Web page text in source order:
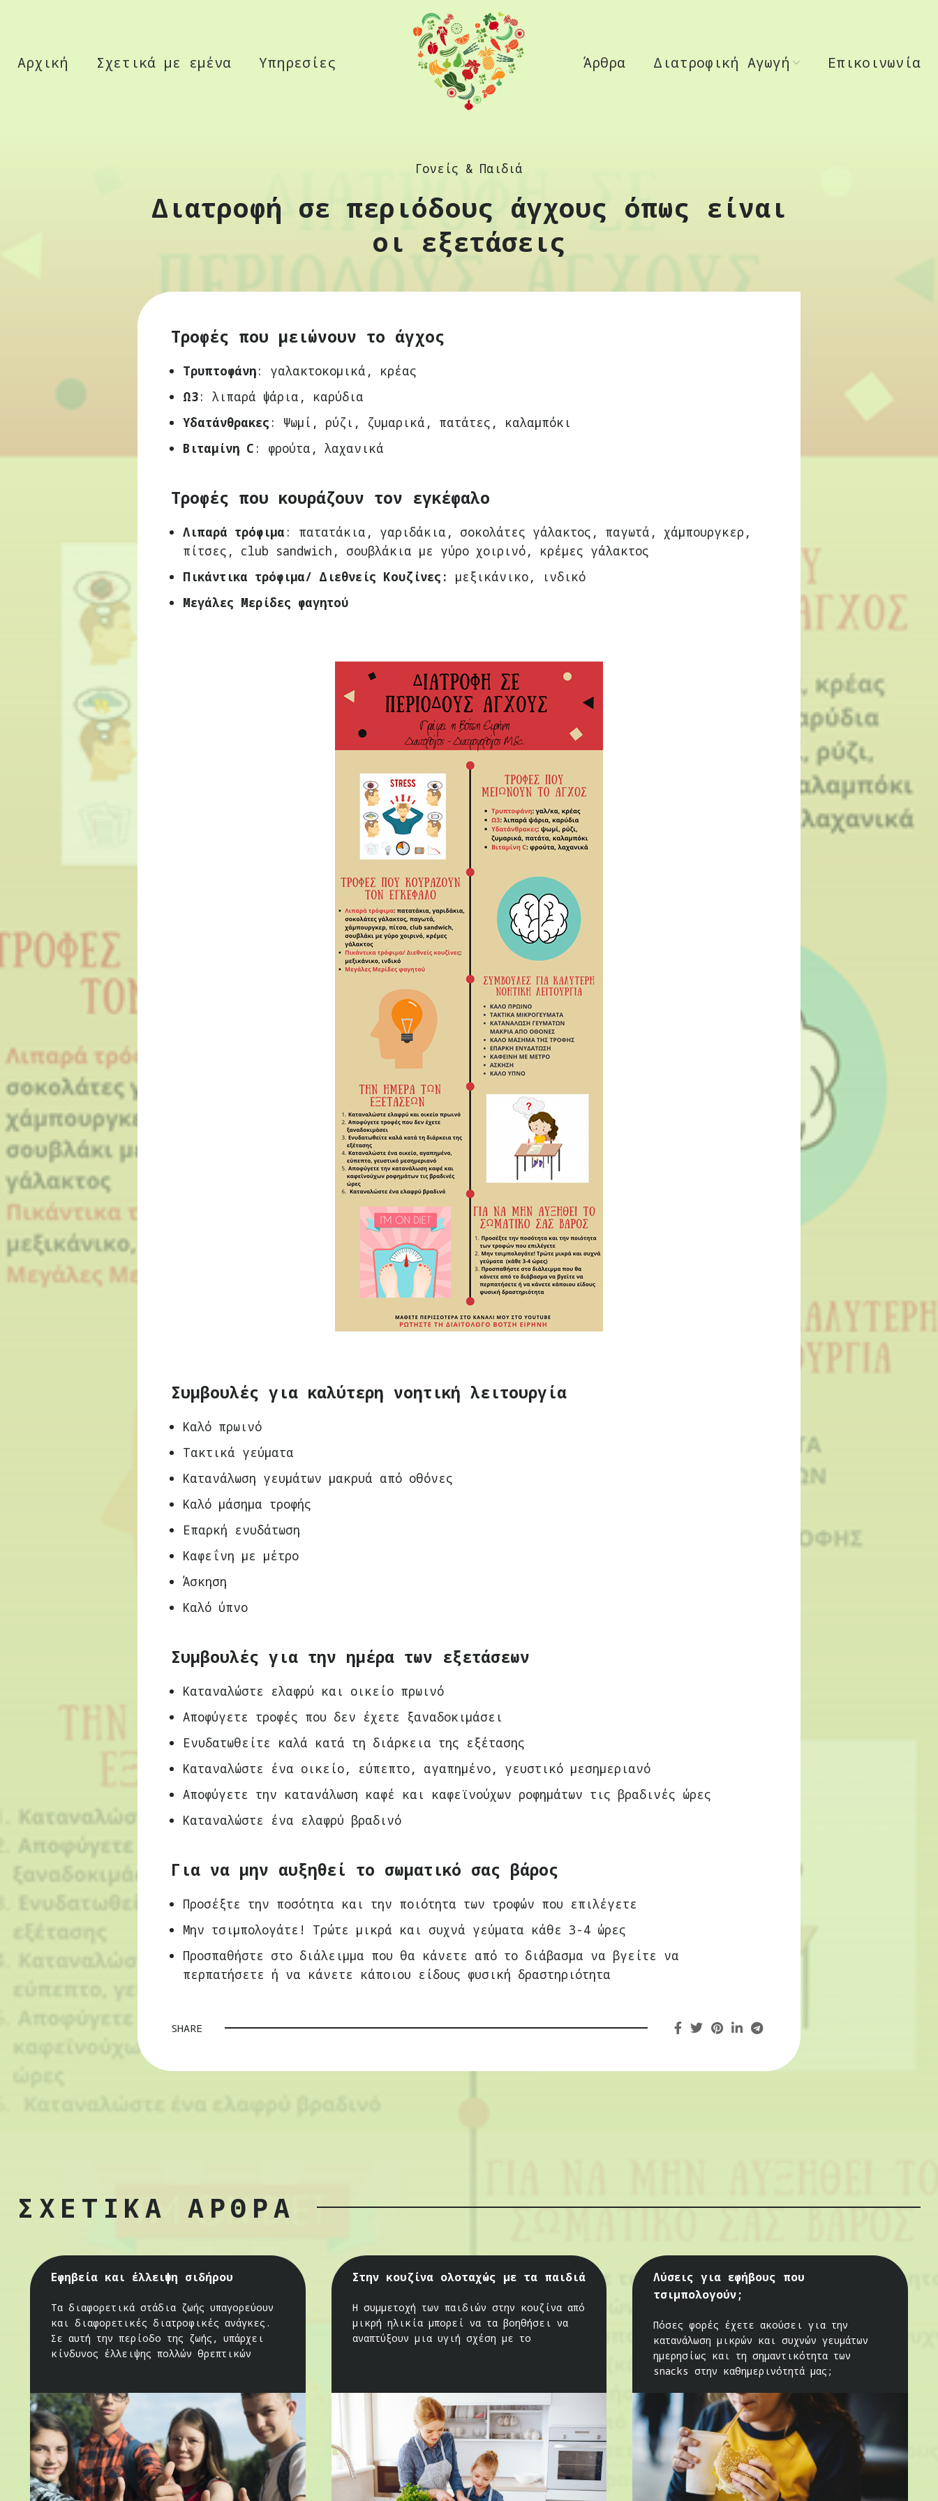
Αρχική Σχετικά με εμένα Υπηρεσίες Άρθρα Διατροφική Αγωγή Επικοινωνία
Γονείς & Παιδιά
Διατροφή σε περιόδους άγχους όπως είναι
οι εξετάσεις
Τροφές που μειώνουν το άγχος
Τρυπτοφάνη: γαλακτοκομικά, κρέας
Ω3: λιπαρά ψάρια, καρύδια
Υδατάνθρακες : Ψωμί, ρύζι, ζυμαρικά, πατάτες, καλαμπόκι
Βιταμίνη C : φρούτα, λαχανικά
Τροφές που κουράζουν τον εγκέφαλο
Λιπαρά τρόφιμα : πατατάκια, γαριδάκια, σοκολάτες γάλακτος, παγωτά, χάμπουργκερ,
πίτσες, club sandwich, σουβλάκια με γύρο χοιρινό, κρέμες γάλακτος
Πικάντικα τρόφιμα/ Διεθνείς Κουζίνες:
μεξικάνικο, ινδικό
Μεγάλες Μερίδες φαγητού
Συμβουλές για καλύτερη νοητική λειτουργία
Καλό πρωινό
Τακτικά γεύματα
Κατανάλωση γευμάτων μακρυά από οθόνες
Καλό μάσημα τροφής
Επαρκή ενυδάτωση
Καφεΐνη με μέτρο
Άσκηση
Καλό ύπνο
Συμβουλές για την ημέρα των εξετάσεων
Καταναλώστε ελαφρύ και οικείο πρωινό
Αποφύγετε τροφές που δεν έχετε ξαναδοκιμάσει
Ενυδατωθείτε καλά κατά τη διάρκεια της εξέτασης
Καταναλώστε ένα οικείο, εύπεπτο, αγαπημένο, γευστικό μεσημεριανό
Αποφύγετε την κατανάλωση καφέ και καφεϊνούχων ροφημάτων τις βραδινές ώρες
Καταναλώστε ένα ελαφρύ βραδινό
Για να μην αυξηθεί το σωματικό σας βάρος
Προσέξτε την ποσότητα και την ποιότητα των τροφών που επιλέγετε
Μην τσιμπολογάτε! Τρώτε μικρά και συχνά γεύματα κάθε 3-4 ώρες
Προσπαθήστε στο διάλειμμα που θα κάνετε από το διάβασμα να βγείτε να
περπατήσετε ή να κάνετε κάποιου είδους φυσική δραστηριότητα
SHARE
ΣΧΕΤΙΚΑ ΑΡΘΡΑ
Εφηβεία και έλλειψη σιδήρου
Τα διαφορετικά στάδια ζωής υπαγορεύουν
και διαφορετικές διατροφικές ανάγκες.
Σε αυτή την περίοδο της ζωής, υπάρχει
κίνδυνος έλλειψης πολλών θρεπτικών
Στην κουζίνα ολοταχώς με τα παιδιά
Η συμμετοχή των παιδιών στην κουζίνα από
μικρή ηλικία μπορεί να τα βοηθήσει να
αναπτύξουν μια υγιή σχέση με το
Λύσεις για εφήβους που
τσιμπολογούν;
Πόσες φορές έχετε ακούσει για την
κατανάλωση μικρών και συχνών γευμάτων
ημερησίως και τη σημαντικότητα των
snacks στην καθημερινότητά μας;